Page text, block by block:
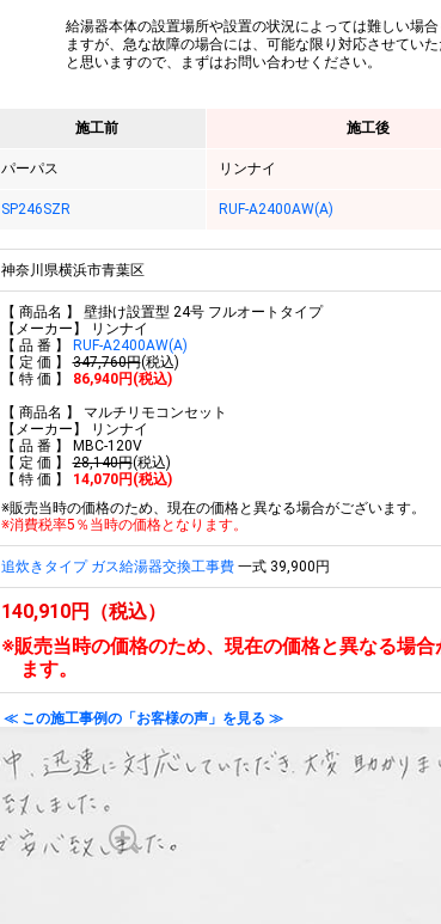
給湯器本体の設置場所や設置の状況によっては難しい場
ますが、急な故障の場合には、可能な限り対応させてい
と思いますので、まずはお問い合わせください。
施工前 施工後
パーパス リンナイ
SP246SZR RUF-A2400AW(A)
神奈川県横浜市青葉区
【 商品名 】 壁掛け設置型 24号 フルオートタイプ
【メーカー】 リンナイ
【 品 番 】
RUF-A2400AW(A)
【 定 価 】347,760円(税込)
【 特 価 】
86,940円(税込)
【 商品名 】 マルチリモコンセット
【メーカー】 リンナイ
【 品 番 】 MBC-120V
【 定 価 】28,140円(税込)
【 特 価 】
14,070円(税込)
※販売当時の価格のため、現在の価格と異なる場合がございます。
※消費税率5％当時の価格となります。
追炊きタイプ ガス給湯器交換工事費一式 39,900円
140,910円（税込）
※販売当時の価格のため、現在の価格と異なる場合
ます。
≪ この施工事例の「お客様の声」を見る ≫